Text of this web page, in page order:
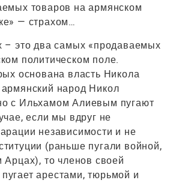
товаров на армянском
— страхом…
– это два самых «продаваемых
политическом поле.
основана власть Никола
народ Никол
с Ильхамом Алиевым пугают
если мы вдруг не
независимости и не
(раньше пугали войной,
то членов своей
арестами, тюрьмой и